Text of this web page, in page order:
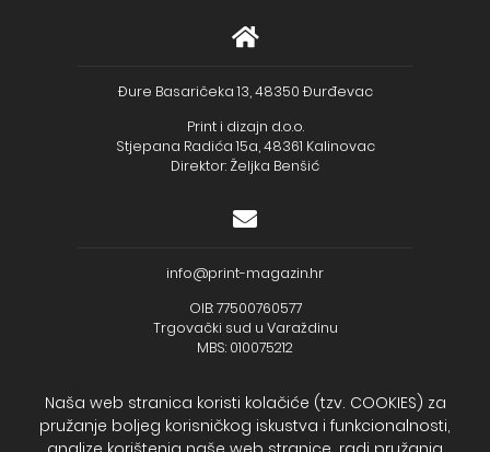
Đure Basaričeka 13, 48350 Đurđevac
Print i dizajn d.o.o.
Stjepana Radića 15a, 48361 Kalinovac
Direktor: Željka Benšić
info@print-magazin.hr
OIB: 77500760577
Trgovački sud u Varaždinu
MBS: 010075212
Naša web stranica koristi kolačiće (tzv. COOKIES) za
pružanje boljeg korisničkog iskustva i funkcionalnosti,